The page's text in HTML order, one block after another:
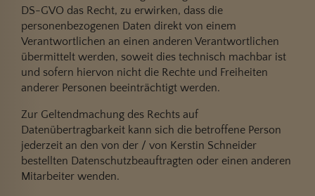
DS-GVO das Recht, zu erwirken, dass die
personenbezogenen Daten direkt von einem
Verantwortlichen an einen anderen Verantwortlichen
übermittelt werden, soweit dies technisch machbar ist
und sofern hiervon nicht die Rechte und Freiheiten
anderer Personen beeinträchtigt werden.
Zur Geltendmachung des Rechts auf
Datenübertragbarkeit kann sich die betroffene Person
jederzeit an den von der / von Kerstin Schneider
bestellten Datenschutzbeauftragten oder einen anderen
Mitarbeiter wenden.